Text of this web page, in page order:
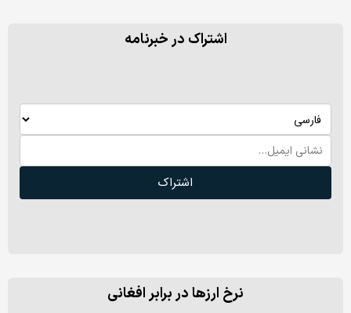
اشتراک در خبرنامه
اشتراک
نرخ ارزها در برابر افغانی